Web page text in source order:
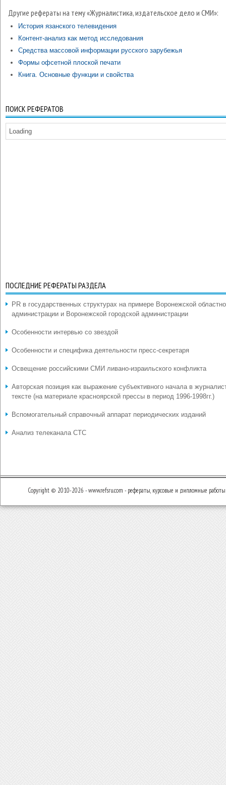
Другие рефераты на тему «Журналистика, издательское дело и СМИ»:
История язанского телевидения
Контент-анализ как метод исследования
Средства массовой информации русского зарубежья
Формы офсетной плоской печати
Книга. Основные функции и свойства
ПОИСК РЕФЕРАТОВ
Loading
ПОСЛЕДНИЕ РЕФЕРАТЫ РАЗДЕЛА
PR в государственных структурах на примере Воронежской
администрации и Воронежской городской администрации
Особенности интервью со звездой
Особенности и специфика деятельности пресс-секретаря
Освещение российскими СМИ ливано-израильского конфликта
Авторская позиция как выражение субъективного начала в
тексте (на материале красноярской прессы в период 1996-1998гг.)
Вспомогательный справочный аппарат периодических изданий
Анализ телеканала СТС
Copyright © 2010-2026 - www.refsru.com - рефераты, курсовые и дипломные работы